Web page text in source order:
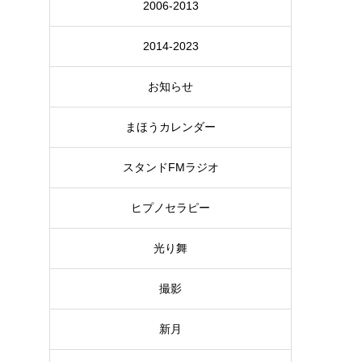
2006-2013
2014-2023
お知らせ
まほうカレンダー
スタンドFMラジオ
ヒプノセラピー
光り舞
撮影
新月